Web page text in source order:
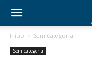
Início Sem categoria
Sem categoria